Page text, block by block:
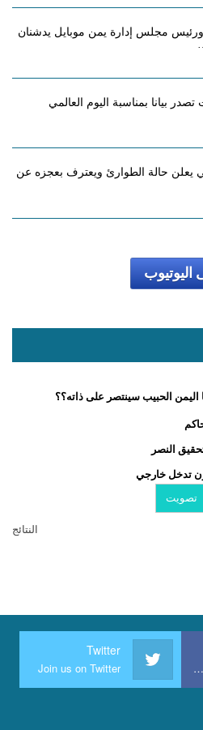
ورئيس مجلس إدارة يمن موبايل يدشنان
تصدر بيانا بمناسبة اليوم العالمي
يعلن حالة الطوارئ ويعترف بعجزه عن
اليوتيوب
اليمن الحبيب سينتصر على ذاته؟؟
النصر
تدخل خارجي
النتائج
Join us on Facebook
Twitter
Join us on Twitter